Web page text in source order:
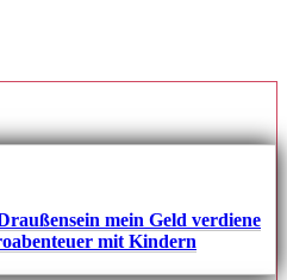
mein Geld verdiene
mit Kindern